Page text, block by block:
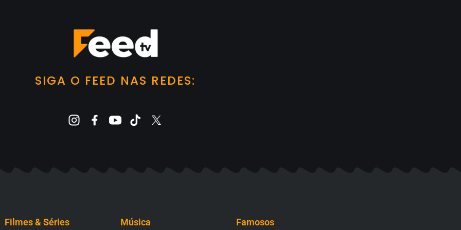
SIGA O FEED NAS REDES:
Filmes & Séries Música Famosos